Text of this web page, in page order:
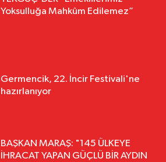
Yoksulluğa Mahkûm Edilemez”
Germencik, 22. İncir Festivali'ne
hazırlanıyor
BAŞKAN MARAŞ: "145 ÜLKEYE
İHRACAT YAPAN GÜÇLÜ BİR AYDIN